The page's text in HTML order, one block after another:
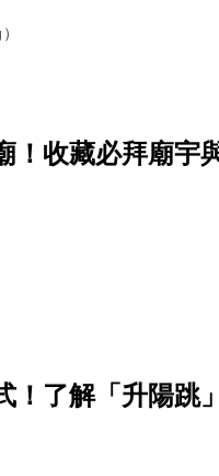
！收藏必拜廟宇
！了解「升陽跳